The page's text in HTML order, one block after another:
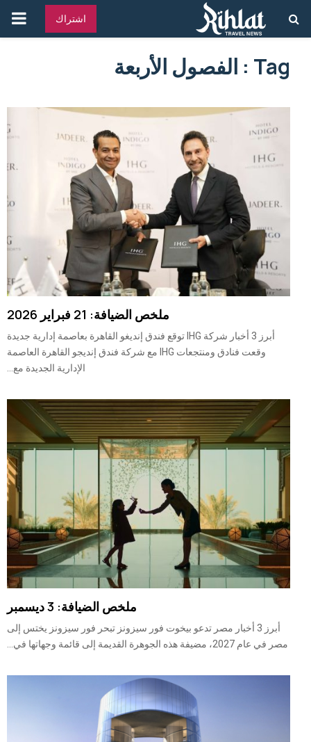
اشتراك
Tag : الفصول الأربعة
ملخص الضيافة: 21 فبراير 2026
أبرز 3 أخبار شركة IHG توقع فندق إنديغو القاهرة بعاصمة إدارية جديدة
وقعت فنادق ومنتجعات IHG مع شركة فندق إنديجو القاهرة العاصمة
الإدارية الجديدة مع...
ملخص الضيافة: 3 ديسمبر
أبرز 3 أخبار مصر تدعو بيخوت فور سيزونز تبحر فور سيزونز يختس إلى
مصر في عام 2027، مضيفة هذه الجوهرة القديمة إلى قائمة وجهاتها في...